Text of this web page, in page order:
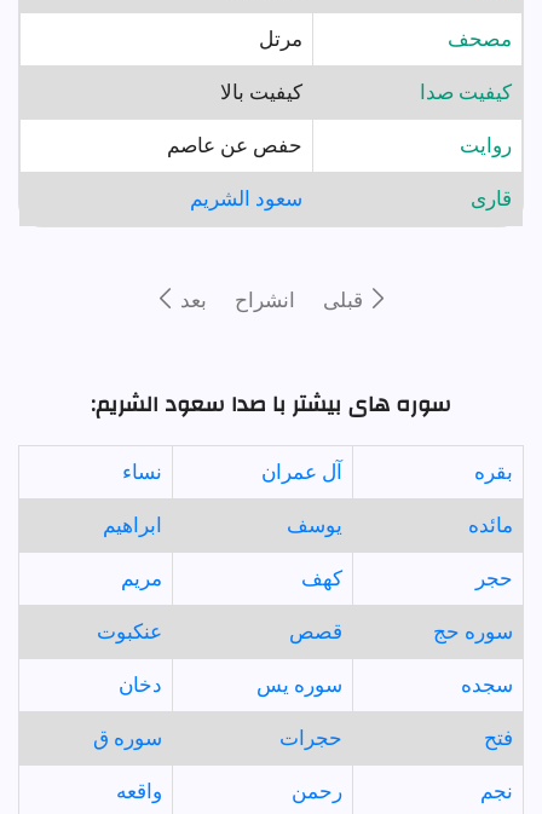
مصحف مرتل
کیفیت صدا کیفیت بالا
روايت حفص عن عاصم
قارى سعود الشريم
قبلى انشراح بعد
سوره های بیشتر با صدا سعود الشريم:
بقره آل عمران نساء
مائده يوسف ابراهيم
حجر كهف مريم
سوره حج قصص عنكبوت
سجده سوره يس دخان
فتح حجرات سوره ق
نجم رحمن واقعه